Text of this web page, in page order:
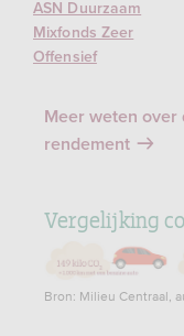
ASN Duurzaam
Mixfonds Zeer
Offensief
Meer weten
rendement
Vergelijking co
Bron: Milieu Centraal,